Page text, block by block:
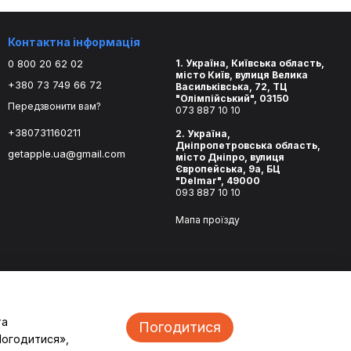
Контактна інформація
0 800 20 62 02
+380 73 749 66 72
Передзвонити вам?
+380731160211
getapple.ua@gmail.com
1. Україна, Київська область,
місто Київ, вулиця Велика
Васильківська, 72, ТЦ
"Олімпійський", 03150
073 887 10 10
2. Україна,
Дніпропетровська область,
місто Дніпро, вулиця
Європейська, 9а, БЦ
"Delmar", 49000
093 887 10 10
Мапа проїзду
Погодитися